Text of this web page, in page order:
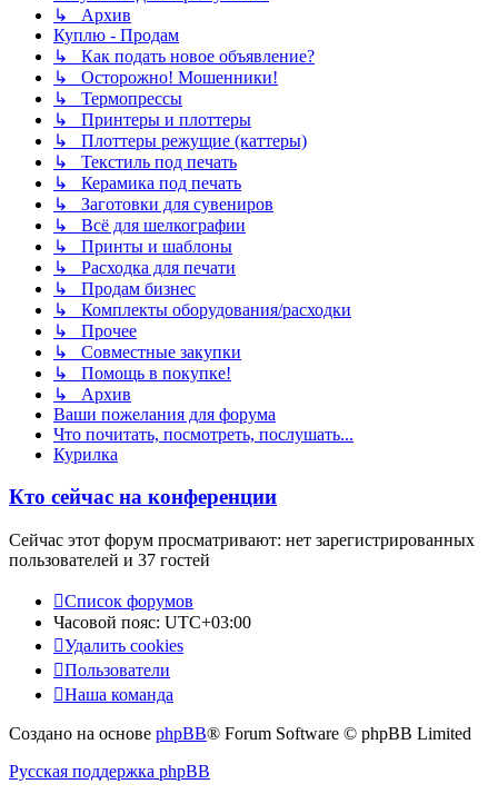
↳ Архив
Куплю - Продам
↳ Как подать новое объявление?
↳ Осторожно! Мошенники!
↳ Термопрессы
↳ Принтеры и плоттеры
↳ Плоттеры режущие (каттеры)
↳ Текстиль под печать
↳ Керамика под печать
↳ Заготовки для сувениров
↳ Всё для шелкографии
↳ Принты и шаблоны
↳ Расходка для печати
↳ Продам бизнес
↳ Комплекты оборудования/расходки
↳ Прочее
↳ Совместные закупки
↳ Помощь в покупке!
↳ Архив
Ваши пожелания для форума
Что почитать, посмотреть, послушать...
Курилка
Кто сейчас на конференции
Сейчас этот форум просматривают: нет зарегистрированных
пользователей и 37 гостей
Список форумов
Часовой пояс: UTC+03:00
Удалить cookies
Пользователи
Наша команда
Создано на основе phpBB® Forum Software © phpBB Limited
Русская поддержка phpBB